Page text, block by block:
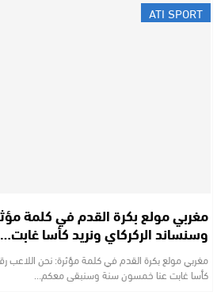
ATI SPORT
وسنساند الركركاي ونريد كأسا غابت…
كأسا غابت عنا خمسون سنة وسنبقى معكم…